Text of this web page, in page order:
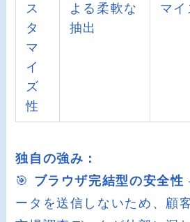
ス
タ
マ
イ
ズ
性
よる柔軟な
抽出
マイ
独自の強み：
🎯 ブラウザ完結型の安全性
ータを送信しないため、顧